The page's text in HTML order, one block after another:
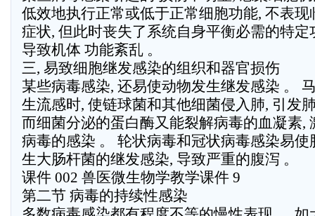
低效地执行正常或低于正常细胞功能, 不表现
症状, 但此时丧失了系统自身平衡必需的特定
导致机体 功能紊乱 。
三, 易致细胞继发感染的组织和器官损伤
某些病毒感染, 还易使动物发生继发感染 。
生流感时, 使链球菌和其他细菌侵入肺, 引发
而细菌分泌的蛋白酶又能裂解病毒的血凝素,
病毒的感染 。 轮状病毒和冠状病毒感染易使
生大肠杆菌的继发感染, 导致严重的腹泻 。
课件 002 兽医微生物学教学课件 9
第二节 病毒的持续性感染